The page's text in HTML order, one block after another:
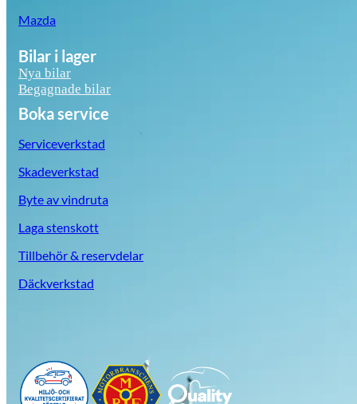
Mazda
Bilar i lager
Nya bilar
Begagnade bilar
Boka service
Serviceverkstad
Skadeverkstad
Byte av vindruta
Laga stenskott
Tillbehör & reservdelar
Däckverkstad